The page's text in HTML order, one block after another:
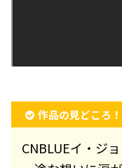
作品の見どころ！
CNBLUEイ・ジ